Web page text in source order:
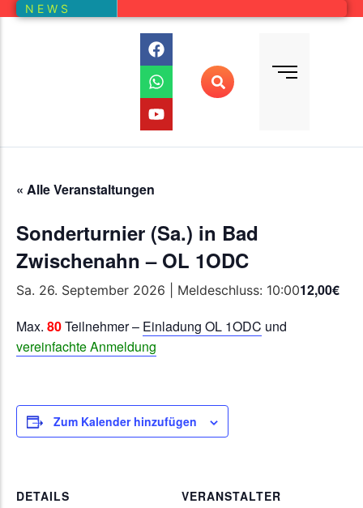
N E W S
Auswertung aller Wettbewerbe
« Alle Veranstaltungen
Sonderturnier (Sa.) in Bad
Zwischenahn – OL 1ODC
Sa. 26. September 2026 | Meldeschluss: 10:0012,00€
Max. 80Teilnehmer – Einladung OL 1ODC und
vereinfachte Anmeldung
Zum Kalender hinzufügen
DETAILS
VERANSTALTER